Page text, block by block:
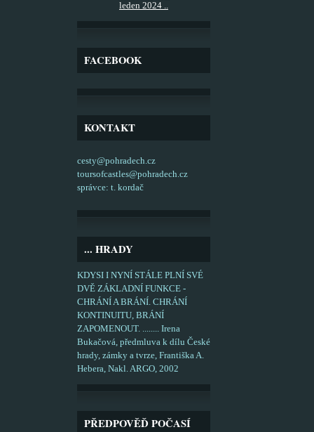
leden 2024 ..
FACEBOOK
KONTAKT
cesty@pohradech.cz
toursofcastles@pohradech.cz
správce: t. kordač
... HRADY
KDYSI I NYNÍ STÁLE PLNÍ SVÉ
DVĚ ZÁKLADNÍ FUNKCE -
CHRÁNÍ A BRÁNÍ. CHRÁNÍ
KONTINUITU, BRÁNÍ
ZAPOMENOUT. ........ Irena
Bukačová, předmluva k dílu České
hrady, zámky a tvrze, Františka A.
Hebera, Nakl. ARGO, 2002
PŘEDPOVĚĎ POČASÍ